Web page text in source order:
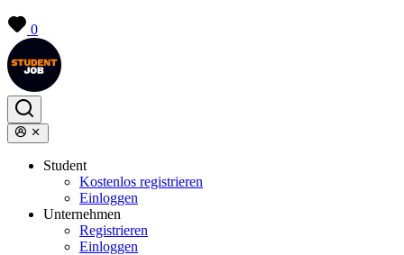
0
Student
Kostenlos registrieren
Einloggen
Unternehmen
Registrieren
Einloggen